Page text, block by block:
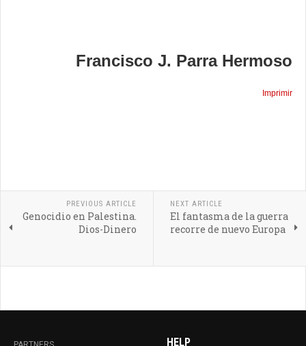
Francisco J. Parra Hermoso
Imprimir
PREVIOUS ARTICLE
Genocidio en Palestina.
Dios-Dinero
NEXT ARTICLE
El fantasma de la guerra
recorre de nuevo Europa
HELP